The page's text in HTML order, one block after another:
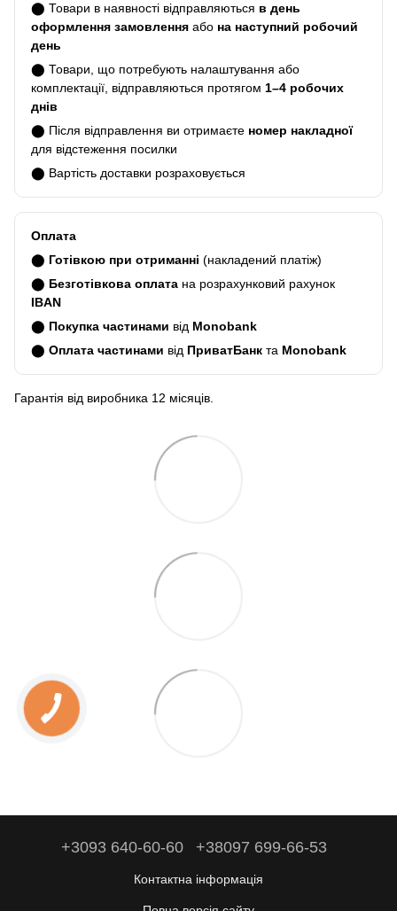
⬤ Товари в наявності відправляються в день
оформлення замовлення або на наступний робочий
день
⬤ Товари, що потребують налаштування або
комплектації, відправляються протягом 1–4 робочих
днів
⬤ Після відправлення ви отримаєте номер накладної
для відстеження посилки
⬤ Вартість доставки розраховується
Оплата
⬤ Готівкою при отриманні (накладений платіж)
⬤ Безготівкова оплата на розрахунковий рахунок
IBAN
⬤ Покупка частинами від Monobank
⬤ Оплата частинами від ПриватБанк та Monobank
Гарантія від виробника 12 місяців.
+3093 640-60-60 +38097 699-66-53
Контактна інформація